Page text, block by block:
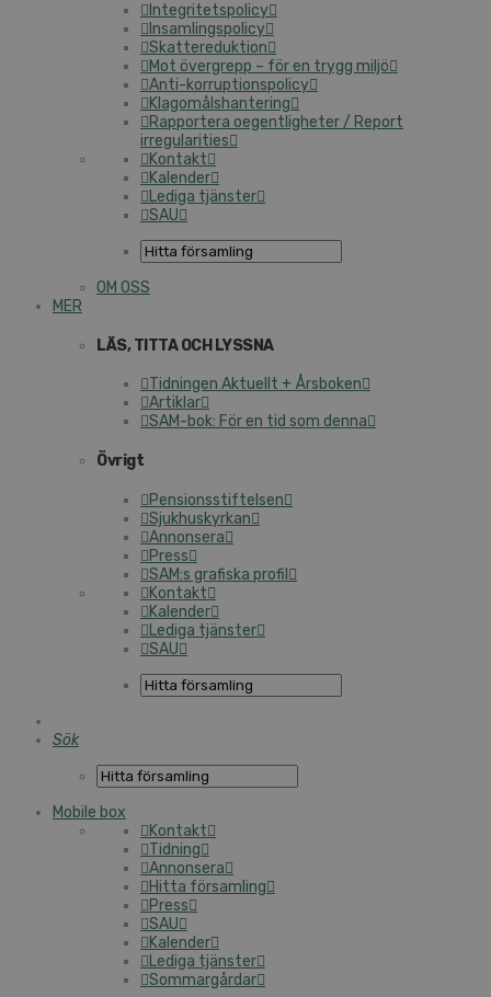
Integritetspolicy
Insamlingspolicy
Skattereduktion
Mot övergrepp – för en trygg miljö
Anti-korruptionspolicy
Klagomålshantering
Rapportera oegentligheter / Report
irregularities
Kontakt
Kalender
Lediga tjänster
SAU
OM OSS
MER
LÄS, TITTA OCH LYSSNA
Tidningen Aktuellt + Årsboken
Artiklar
SAM-bok: För en tid som denna
Övrigt
Pensionsstiftelsen
Sjukhuskyrkan
Annonsera
Press
SAM:s grafiska profil
Kontakt
Kalender
Lediga tjänster
SAU
Sök
Mobile box
Kontakt
Tidning
Annonsera
Hitta församling
Press
SAU
Kalender
Lediga tjänster
Sommargårdar